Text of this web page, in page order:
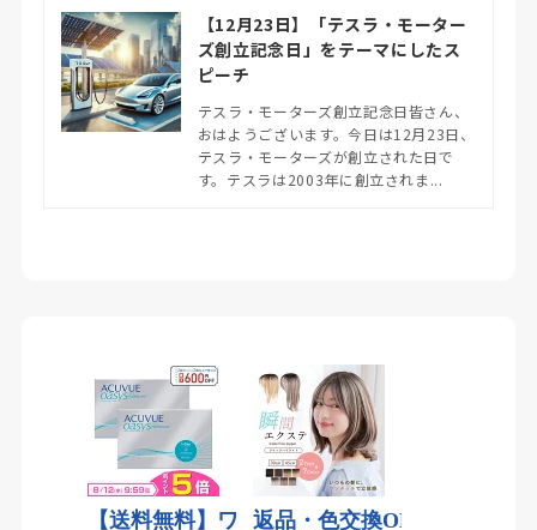
【12月23日】「テスラ・モーター
ズ創立記念日」をテーマにしたス
ピーチ
テスラ・モーターズ創立記念日皆さん、
おはようございます。今日は12月23日、
テスラ・モーターズが創立された日で
す。テスラは2003年に創立されま...